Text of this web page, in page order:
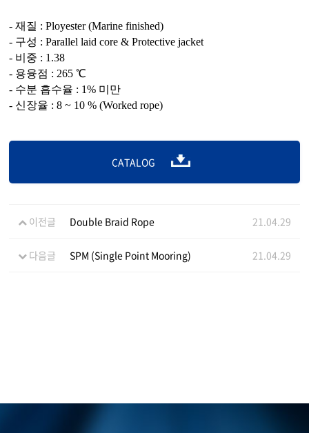
- 재질 : Ployester (Marine finished)
- 구성 : Parallel laid core & Protective jacket
- 비중 : 1.38
- 용융점 : 265 ℃
- 수분 흡수율 : 1% 미만
- 신장율 : 8 ~ 10 % (Worked rope)
CATALOG
이전글 Double Braid Rope 21.04.29
다음글 SPM (Single Point Mooring) 21.04.29